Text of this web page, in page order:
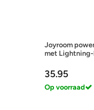
Joyroom
met
35.95
Op voorraad